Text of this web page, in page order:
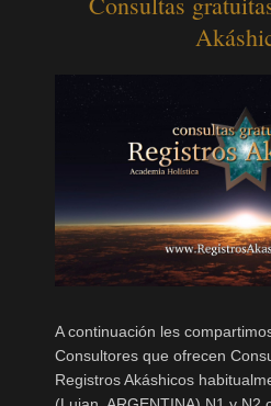
A continuación les
Consultores que ofrecen
Registros Akáshicos